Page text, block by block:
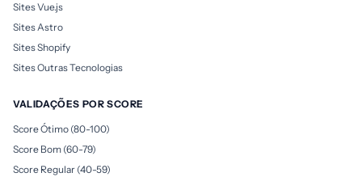
Sites Vue.js
Sites Astro
Sites Shopify
Sites Outras Tecnologias
VALIDAÇÕES POR SCORE
Score Ótimo (80-100)
Score Bom (60-79)
Score Regular (40-59)